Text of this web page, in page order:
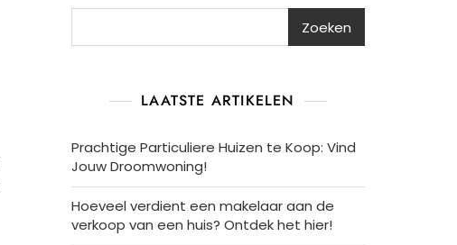
Zoeken
LAATSTE ARTIKELEN
Prachtige Particuliere Huizen te Koop: Vind
Jouw Droomwoning!
Hoeveel verdient een makelaar aan de
verkoop van een huis? Ontdek het hier!